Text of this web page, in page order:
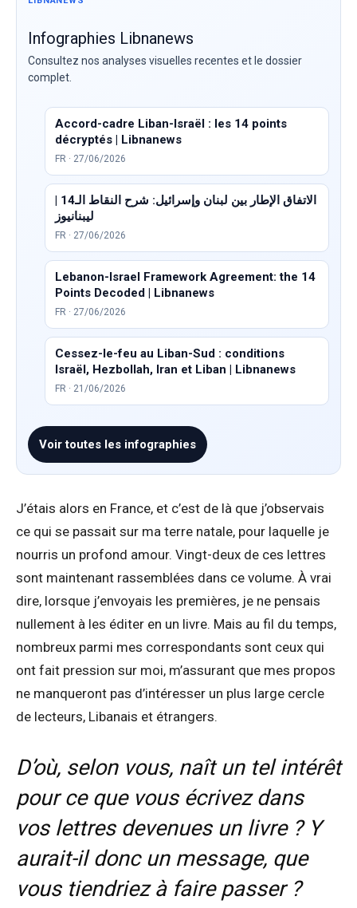
Infographies Libnanews
Consultez nos analyses visuelles recentes et le dossier
complet.
Accord-cadre Liban-Israël : les 14 points
décryptés | Libnanews
FR · 27/06/2026
الاتفاق الإطار بين لبنان وإسرائيل: شرح النقاط الـ14 |
ليبنانيوز
FR · 27/06/2026
Lebanon-Israel Framework Agreement: the 14
Points Decoded | Libnanews
FR · 27/06/2026
Cessez-le-feu au Liban-Sud : conditions
Israël, Hezbollah, Iran et Liban | Libnanews
FR · 21/06/2026
Voir toutes les infographies
J’étais alors en France, et c’est de là que j’observais
ce qui se passait sur ma terre natale, pour laquelle je
nourris un profond amour. Vingt-deux de ces lettres
sont maintenant rassemblées dans ce volume. À vrai
dire, lorsque j’envoyais les premières, je ne pensais
nullement à les éditer en un livre. Mais au fil du temps,
nombreux parmi mes correspondants sont ceux qui
ont fait pression sur moi, m’assurant que mes propos
ne manqueront pas d’intéresser un plus large cercle
de lecteurs, Libanais et étrangers.
D’où, selon vous, naît un tel intérêt
pour ce que vous écrivez dans
vos lettres devenues un livre ? Y
aurait-il donc un message, que
vous tiendriez à faire passer ?